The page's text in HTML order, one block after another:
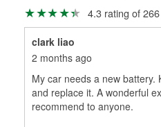
Herramientas de O'Reilly
pueden ser reutilizados,
partes de reemplazo
Rectificación de tambores y
4.3 rating of
clark liao
2 months ago
My car needs a new battery.
and replace it. A wonderful
recommend to anyone.